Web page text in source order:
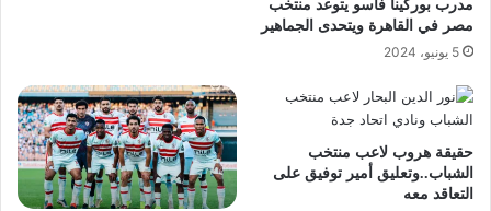
مدرب بوركينا فاسو يتوعد منتخب
مصر في القاهرة ويتحدى الجماهير
5 يونيو، 2024
حقيقة هروب لاعب منتخب
الشباب..وتعليق أمير توفيق على
التعاقد معه